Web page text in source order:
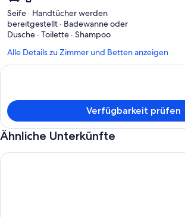
Seife · Handtücher werden
bereitgestellt · Badewanne oder
Dusche · Toilette · Shampoo
Alle Details zu Zimmer und Betten anzeigen
Verfügbarkeit prüfen
Ähnliche Unterkünfte
Casita de 2 Plantas Cerca del Parque